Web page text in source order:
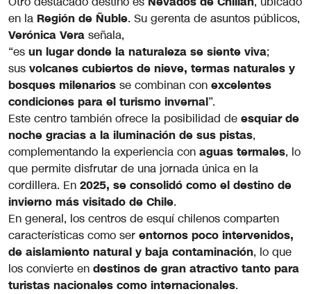
en la Región de Ñuble. Su gerenta de asuntos públicos,
Verónica Vera señala,
“es un lugar donde la naturaleza se siente viva;
sus volcanes cubiertos de nieve, termas naturales y
bosques milenarios se combinan con excelentes
condiciones para el turismo invernal”.
Este centro también ofrece la posibilidad de esquiar de
noche gracias a la iluminación de sus pistas,
complementando la experiencia con aguas termales, lo
que permite disfrutar de una jornada única en la
cordillera. En 2025, se consolidó como el destino de
invierno más visitado de Chile.
En general, los centros de esquí chilenos comparten
características como ser entornos poco intervenidos,
de aislamiento natural y baja contaminación, lo que
los convierte en destinos de gran atractivo tanto para
turistas nacionales como internacionales.